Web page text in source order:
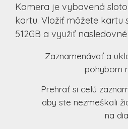
Kamera je vybavená
kartu. Vložiť môžete kartu
512GB a využiť
Zaznamenávať a
pohybom
Prehrať si celú
aby ste nezmeškali
na